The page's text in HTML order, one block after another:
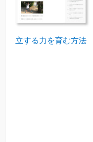
立する力を育む方法